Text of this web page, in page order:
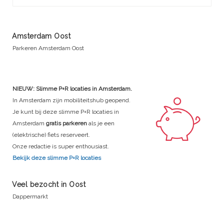
Amsterdam Oost
Parkeren Amsterdam Oost
NIEUW: Slimme P+R locaties in Amsterdam.
In Amsterdam zijn mobiliteitshub geopend.
Je kunt bij deze slimme P+R locaties in
Amsterdam gratis parkeren als je een
(elektrische) fiets reserveert.
Onze redactie is super enthousiast.
Bekijk deze slimme P+R locaties
Veel bezocht in Oost
Dappermarkt